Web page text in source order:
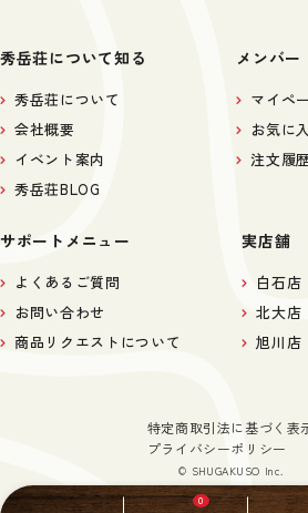
秀岳荘について知る
秀岳荘について
会社概要
イベント案内
秀岳荘BLOG
メンバー
マイペ
お気に
注文履
サポートメニュー
よくあるご質問
お問い合わせ
商品リクエストについて
実店舗
白石店
北大店
旭川店
© SHUGAKUSO Inc.
特定商取引法に基づく表
プライバシーポリシー
0